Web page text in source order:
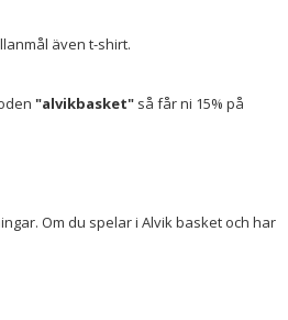
även t-shirt.
"alvikbasket" så får ni 15% på
Om du spelar i Alvik basket och har